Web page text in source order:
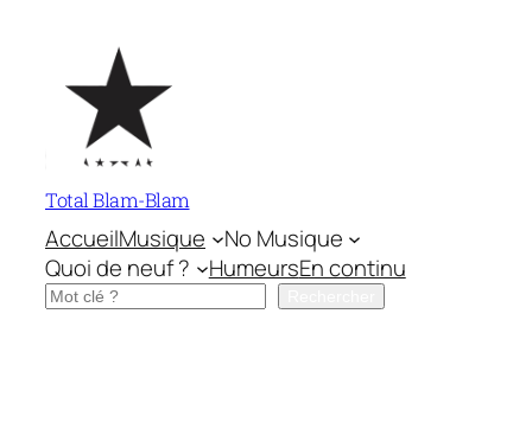
contenu
Total Blam-Blam
AccueilMusique
No Musique
Quoi de neuf ?
HumeursEn continu
Rechercher